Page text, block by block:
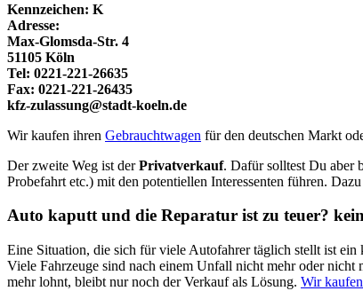
Kennzeichen: K
Adresse:
Max-Glomsda-Str. 4
51105 Köln
Tel: 0221-221-26635
Fax: 0221-221-26435
kfz-zulassung@stadt-koeln.de
Wir kaufen ihren Gebrauchtwagen für den deutschen Markt
Der zweite Weg ist derPrivatverkauf. Dafür solltest Du aber
Probefahrt etc.) mit den potentiellen Interessenten führen.
Auto kaputt und die Reparatur ist zu teuer?
Eine Situation, die sich für viele Autofahrer täglich stellt ist
Viele Fahrzeuge sind nach einem Unfall nicht mehr oder
mehr lohnt, bleibt nur noch der Verkauf als Lösung. Wir